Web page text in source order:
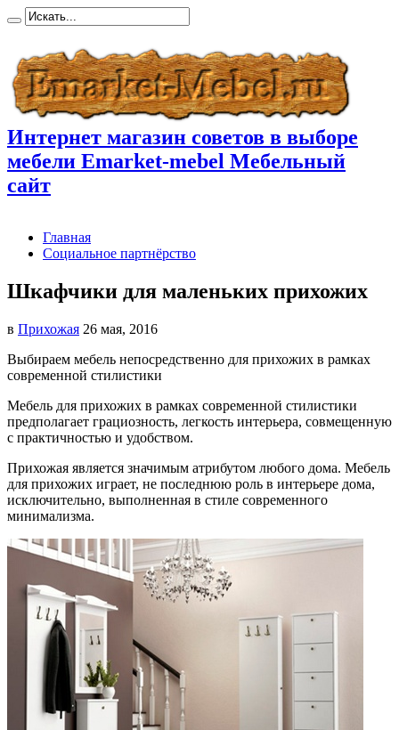
Интернет магазин советов в выборе
мебели Emarket-mebel Мебельный
сайт
Главная
Социальное партнёрство
Шкафчики для маленьких прихожих
в Прихожая 26 мая, 2016
Выбираем мебель непосредственно для прихожих в рамках
современной стилистики
Мебель для прихожих в рамках современной стилистики
предполагает грациозность, легкость интерьера, совмещенную
с практичностью и удобством.
Прихожая является значимым атрибутом любого дома. Мебель
для прихожих играет, не последнюю роль в интерьере дома,
исключительно, выполненная в стиле современного
минимализма.